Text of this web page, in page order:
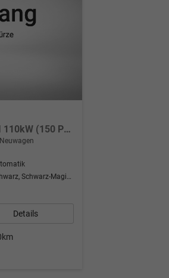
Sportline (Sportline) 1.5 TSI 110kW (150 PS) 7-Gang DSG
Neuwagen
Schwarz, Schwarz-Magic Perleffekt (1Z)
Details